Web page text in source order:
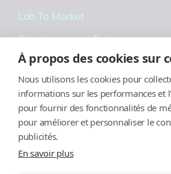
Lab To Market
Développement Tech.
Stratégie De Validation
Financements
Social
À propos des cookies sur
Nous utilisons les cookies pour
informations sur les performances et
pour fournir des fonctionnalités de
pour améliorer et personnaliser le
publicités.
En savoir plus